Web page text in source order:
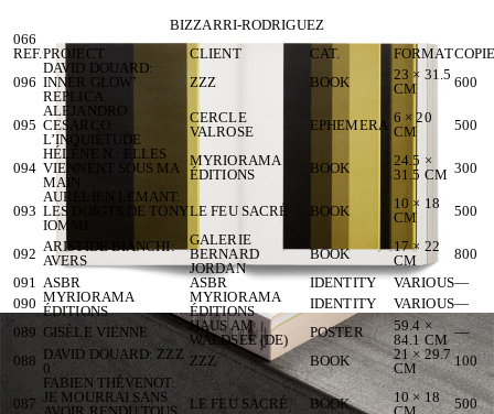
BIZZARRI-RODRIGUEZ
066
REF.PROJECT CLIENT CAT. FORMAT
096
DAVID DOUARD:
INNER GLOW’
REPLICA
ZZZ BOOK
23 × 31.5
CM
600
095
ALEJANDRO
CESARCO:
L’INQUIÉTUDE
CERCLE
VALROSE
EPHEMERA 6 × 20
CM
500
094
HÉLÈNE N.: ELLES
VIENNENT SOUS MA
MAIN
MYRIORAMA
ÉDITIONS
BOOK
24.5 ×
31.5 CM 300
093
AURÉLIEN LEMANT:
LES DOIGTS DE TONY
IOMMI
LE FEU SACRÉ BOOK
10 × 18
CM
500
092 ARISTIDE BIANCHI:
AVERS
GALERIE
BERNARD
JORDAN
BOOK
17 × 22
CM
800
091 ASBR ASBR IDENTITY VARIOUS—
090 MYRIORAMA
ÉDITIONS
MYRIORAMA
ÉDITIONS
IDENTITY VARIOUS—
089 GISÈLE VIENNE
HAUS AM
WALDSEE (DE)
POSTER
59.4 ×
84.1 CM —
088 DAVID DOUARD: ZZZ
0
ZZZ BOOK
21 × 29.7
CM
100
087
FABIEN THÉVENOT:
JE MOURRAI SANS
LE FEU SACRÉ BOOK
10 × 18
500